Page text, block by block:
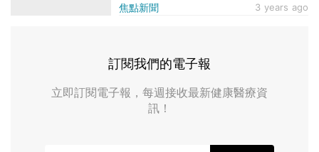
焦點新聞 3 years ago
訂閱我們的電子報
立即訂閱電子報，每週接收最新健康醫療資
訊！